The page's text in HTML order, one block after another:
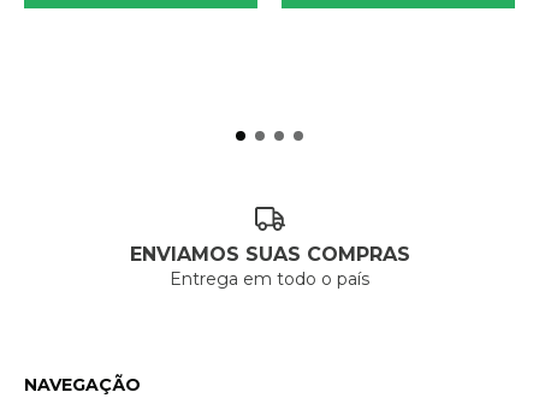
ENVIAMOS SUAS COMPRAS
Entrega em todo o país
NAVEGAÇÃO